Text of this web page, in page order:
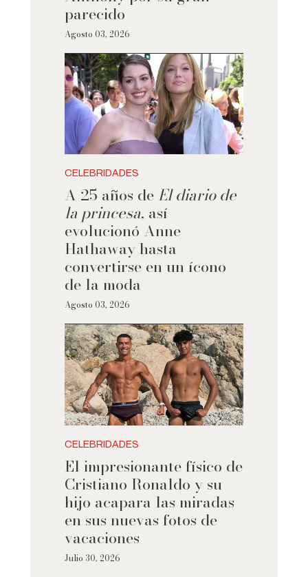
parecido
Agosto 03, 2026
CELEBRIDADES
A 25 años de El diario de
la princesa, así
evolucionó Anne
Hathaway hasta
convertirse en un ícono
de la moda
Agosto 03, 2026
CELEBRIDADES
El impresionante físico de
Cristiano Ronaldo y su
hijo acapara las miradas
en sus nuevas fotos de
vacaciones
Julio 30, 2026